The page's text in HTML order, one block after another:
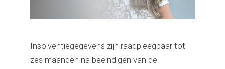
Insolventiegegevens zijn raadpleegbaar tot
zes maanden na beëindigen van de